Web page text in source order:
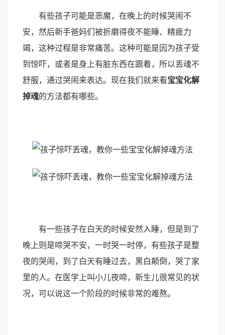
有些孩子可能是恶魔，在晚上的时候哭闹不
安，然后新手爸妈们被折磨得夜不能睡、精疲力
竭，这种过程是非常痛苦。这种可能是因为孩子受
到惊吓，或者是身上有脏东西在跟着，所以丢魂不
舒服，通过哭闹来表达。现在我们就来看宝宝化解
掉魂的方法都有哪些。
有一些孩子在白天的时候安然入睡，但是到了
晚上则是啼哭不安，一时哭一时停，有些孩子是整
夜的哭闹，到了白天有睡过去，黑白颠倒，哭了家
里的人。在医学上叫小儿夜啼，新生儿很常见的状
况，可以说这一个阶段的时候非常的难熬。